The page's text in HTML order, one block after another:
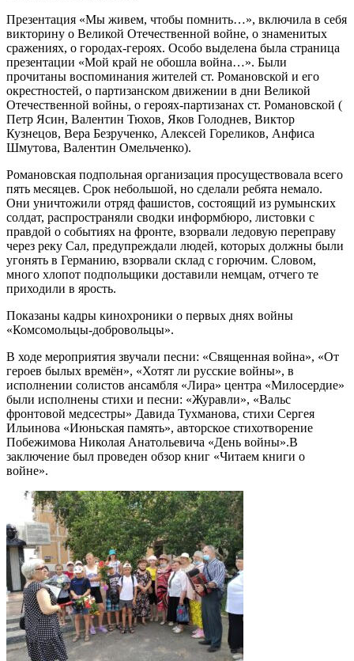
Презентация «Мы живем, чтобы помнить…», включила в себя
викторину о Великой Отечественной войне, о знаменитых
сражениях, о городах-героях. Особо выделена была страница
презентации «Мой край не обошла война…». Были
прочитаны воспоминания жителей ст. Романовской и его
окрестностей, о партизанском движении в дни Великой
Отечественной войны, о героях-партизанах ст. Романовской (
Петр Ясин, Валентин Тюхов, Яков Голоднев, Виктор
Кузнецов, Вера Безрученко, Алексей Гореликов, Анфиса
Шмутова, Валентин Омельченко).
Романовская подпольная организация просуществовала всего
пять месяцев. Срок небольшой, но сделали ребята немало.
Они уничтожили отряд фашистов, состоящий из румынских
солдат, распространяли сводки информбюро, листовки с
правдой о событиях на фронте, взорвали ледовую переправу
через реку Сал, предупреждали людей, которых должны были
угонять в Германию, взорвали склад с горючим. Словом,
много хлопот подпольщики доставили немцам, отчего те
приходили в ярость.
Показаны кадры кинохроники о первых днях войны
«Комсомольцы-добровольцы».
В ходе мероприятия звучали песни: «Священная война», «От
героев былых времён», «Хотят ли русские войны», в
исполнении солистов ансамбля «Лира» центра «Милосердие»
были исполнены стихи и песни: «Журавли», «Вальс
фронтовой медсестры» Давида Тухманова, стихи Сергея
Ильинова «Июньская память», авторское стихотворение
Побежимова Николая Анатольевича «День войны».В
заключение был проведен обзор книг «Читаем книги о
войне».